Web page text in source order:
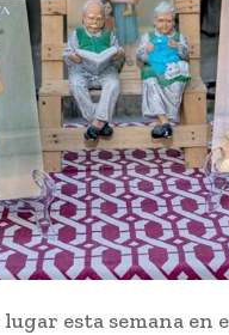
esta semana en